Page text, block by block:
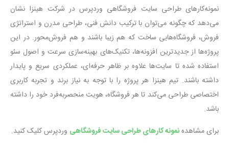
نمونه‌کارهای طراحی سایت فروشگاهی وردپرس در شرکت هینزا نشان
می‌دهد که چگونه می‌توان با ترکیب دانش فنی، طراحی مدرن و استراتژی
فروش، فروشگاه‌هایی ساخت که هم زیبا باشند و هم فروش‌محور. در این
پروژه‌ها از جدیدترین افزونه‌ها، تکنیک‌های بهینه‌سازی سرعت و اصول سئو
استفاده شده تا سایت‌ها علاوه بر ظاهر حرفه‌ای، عملکردی سریع و پایدار
داشته باشند. تیم هینزا هر پروژه را با توجه به نیاز برند و تجربه کاربری
اختصاصی طراحی می‌کند تا هر فروشگاه، هویت منحصربه‌فرد خود را داشته
باشد.
برای مشاهدهنمونه کارهای طراحی سایت فروشگاهیوردپرس کلیک کنید.